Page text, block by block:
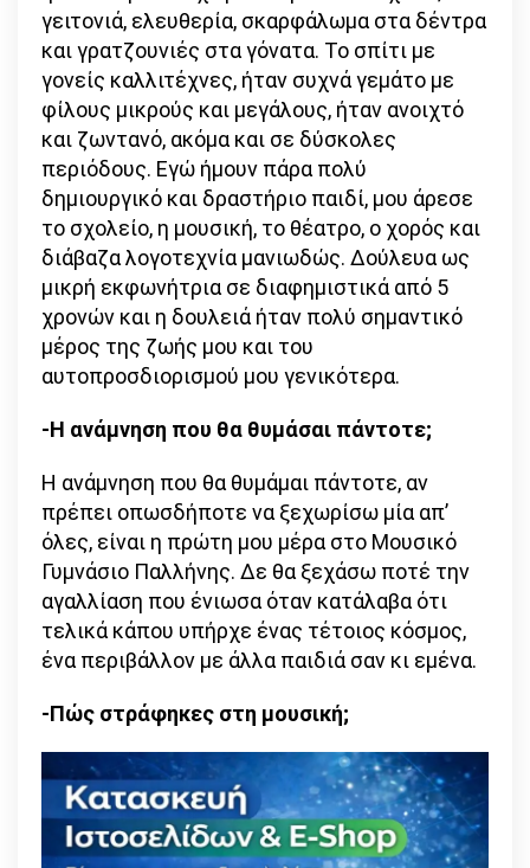
γειτονιά, ελευθερία, σκαρφάλωμα στα δέντρα
και γρατζουνιές στα γόνατα. Το σπίτι με
γονείς καλλιτέχνες, ήταν συχνά γεμάτο με
φίλους μικρούς και μεγάλους, ήταν ανοιχτό
και ζωντανό, ακόμα και σε δύσκολες
περιόδους. Εγώ ήμουν πάρα πολύ
δημιουργικό και δραστήριο παιδί, μου άρεσε
το σχολείο, η μουσική, το θέατρο, ο χορός και
διάβαζα λογοτεχνία μανιωδώς. Δούλευα ως
μικρή εκφωνήτρια σε διαφημιστικά από 5
χρονών και η δουλειά ήταν πολύ σημαντικό
μέρος της ζωής μου και του
αυτοπροσδιορισμού μου γενικότερα.
-Η ανάμνηση που θα θυμάσαι πάντοτε;
Η ανάμνηση που θα θυμάμαι πάντοτε, αν
πρέπει οπωσδήποτε να ξεχωρίσω μία απ’
όλες, είναι η πρώτη μου μέρα στο Μουσικό
Γυμνάσιο Παλλήνης. Δε θα ξεχάσω ποτέ την
αγαλλίαση που ένιωσα όταν κατάλαβα ότι
τελικά κάπου υπήρχε ένας τέτοιος κόσμος,
ένα περιβάλλον με άλλα παιδιά σαν κι εμένα.
-Πώς στράφηκες στη μουσική;